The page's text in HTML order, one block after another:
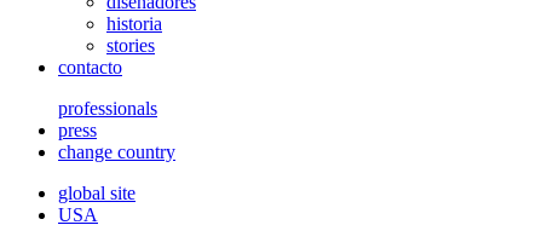
historia
stories
contacto
professionals
press
change country
global site
USA